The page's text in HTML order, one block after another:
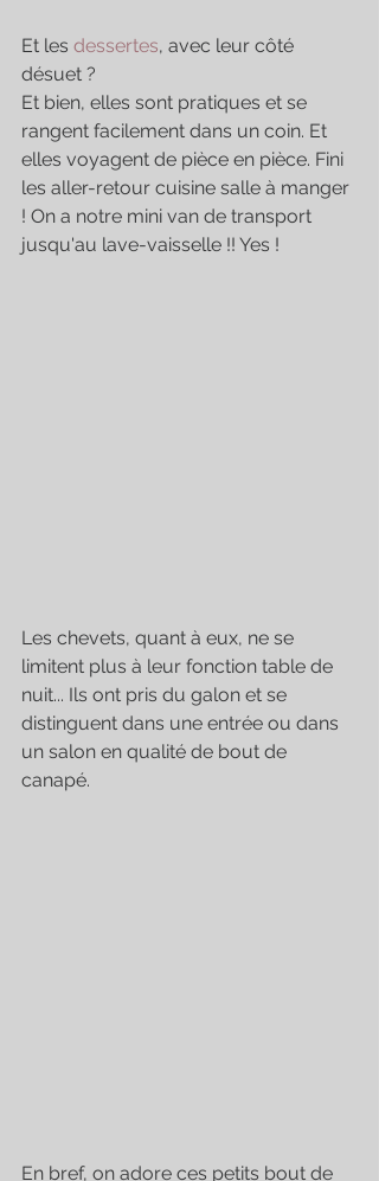
Et les dessertes, avec leur côté
désuet ?
Et bien, elles sont pratiques et se
rangent facilement dans un coin. Et
elles voyagent de pièce en pièce. Fini
les aller-retour cuisine salle à manger
! On a notre mini van de transport
jusqu'au lave-vaisselle !! Yes !
Les chevets, quant à eux, ne se
limitent plus à leur fonction table de
nuit... Ils ont pris du galon et se
distinguent dans une entrée ou dans
un salon en qualité de bout de
canapé.
En bref, on adore ces petits bout de